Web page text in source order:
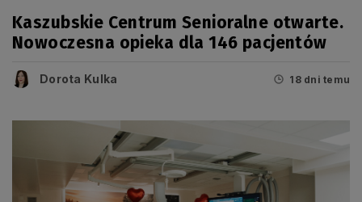
Kaszubskie Centrum Senioralne otwarte.
Nowoczesna opieka dla 146 pacjentów
Dorota Kulka 18 dni temu